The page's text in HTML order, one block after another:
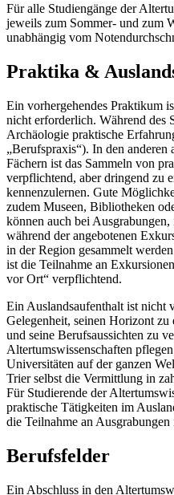
Für alle Studiengänge der
jeweils zum Sommer- und zum
unabhängig vom
Praktika &
Ein vorhergehendes Praktikum
nicht erforderlich. Während des
Archäologie praktische
„Berufspraxis“). In den anderen
Fächern ist das Sammeln von
verpflichtend, aber dringend zu
kennenzulernen. Gute
zudem Museen, Bibliotheken
können auch bei
während der angebotenen
in der Region gesammelt
ist die Teilnahme an
vor Ort“ verpflichtend.
Ein Auslandsaufenthalt ist nicht
Gelegenheit, seinen Horizont
und seine Berufsaussichten zu
Altertumswissenschaften
Universitäten auf der ganzen
Trier selbst die Vermittlung in
Für Studierende der
praktische Tätigkeiten im
die Teilnahme an
Berufsfelder
Ein Abschluss in den